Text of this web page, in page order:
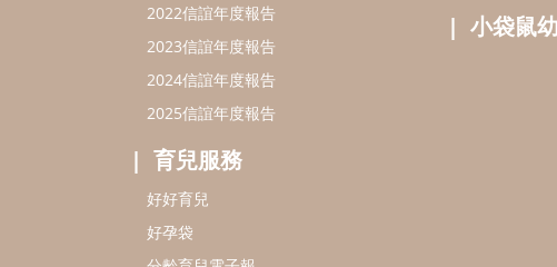
2022信誼年度報告
2023信誼年度報告
2024信誼年度報告
2025信誼年度報告
育兒服務
好好育兒
好孕袋
小袋鼠